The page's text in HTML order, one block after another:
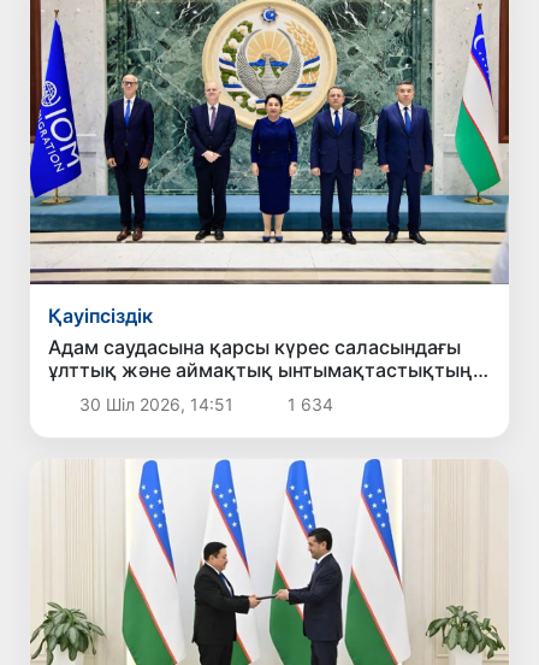
Қауіпсіздік
Адам саудасына қарсы күрес саласындағы
ұлттық және аймақтық ынтымақтастықтың
жаңа басым бағыттары белгіленді
30 Шіл 2026, 14:51 1 634